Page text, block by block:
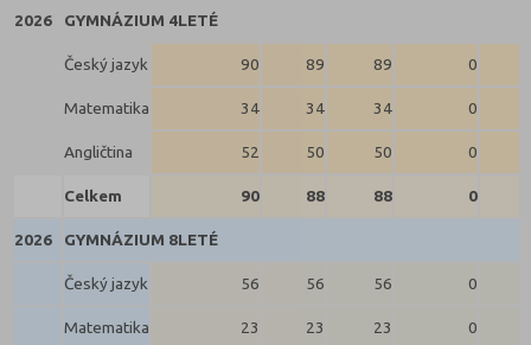
2026 GYMNÁZIUM 4LETÉ
Český jazyk 90 89 89 0
Matematika 34 34 34 0
Angličtina 52 50 50 0
Celkem 90 88 88 0
2026 GYMNÁZIUM 8LETÉ
Český jazyk 56 56 56 0
Matematika 23 23 23 0